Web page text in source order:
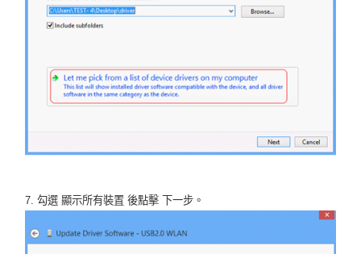
7. 勾選 顯示所有裝置 後點擊 下一步。